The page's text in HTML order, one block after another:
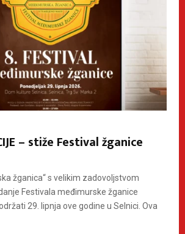
– stiže Festival žganice
žganica“ s velikim zadovoljstvom
Festivala međimurske žganice
održati 29. lipnja ove godine u Selnici. Ova